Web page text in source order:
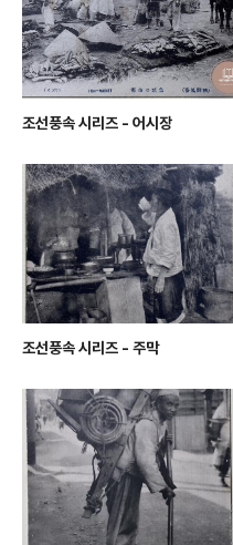
조선풍속 시리즈 - 어시장
조선풍속 시리즈 - 주막